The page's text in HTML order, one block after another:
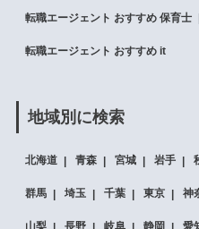
転職エージェント おすすめ 保育士
転職エージェント おすすめ it
地域別に検索
北海道 青森 宮城 岩手
群馬 埼玉 千葉 東京 神